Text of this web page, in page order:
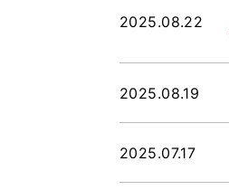
2025.08.22
2025.08.19
2025.07.17